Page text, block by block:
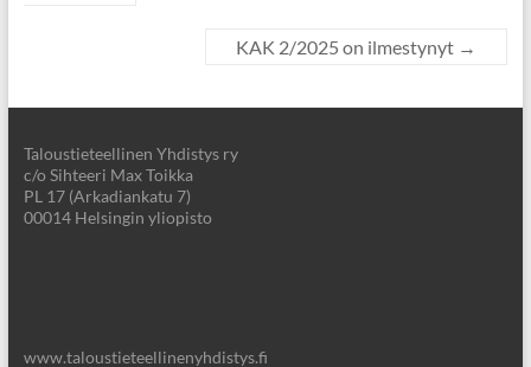
KAK 2/2025 on ilmestynyt →
Taloustieteellinen Yhdistys ry
c/o Sihteeri Max Toikka
PL 17 (Arkadiankatu 7)
00014 Helsingin yliopisto
www.taloustieteellinenyhdistys.fi